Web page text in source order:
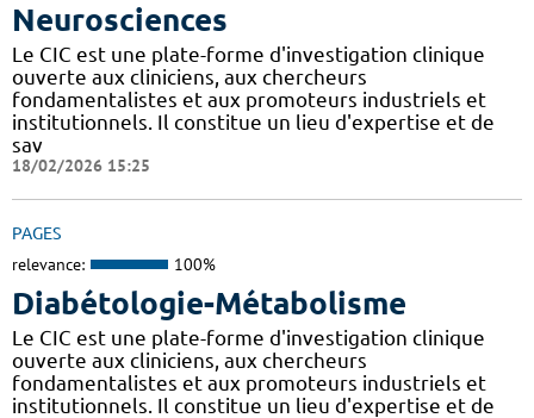
Neurosciences
Le CIC est une plate-forme d'investigation clinique
ouverte aux cliniciens, aux chercheurs
fondamentalistes et aux promoteurs industriels et
institutionnels. Il constitue un lieu d'expertise et de
sav
18/02/2026 15:25
PAGES
relevance: 100%
Diabétologie-Métabolisme
Le CIC est une plate-forme d'investigation clinique
ouverte aux cliniciens, aux chercheurs
fondamentalistes et aux promoteurs industriels et
institutionnels. Il constitue un lieu d'expertise et de